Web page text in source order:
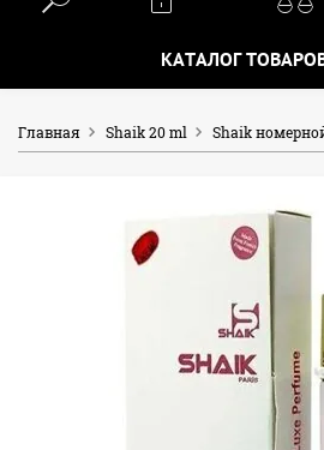
КАТАЛОГ
Главная Shaik 20 ml Shaik